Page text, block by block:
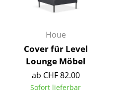
Bodenleuchten
Outdoor-Leuchten
Akkuleuchten
... alle Leuchten
Houe
Cover für Level
Lounge Möbel
ab CHF 82.00
Sofort lieferbar